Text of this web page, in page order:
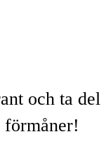
och ta del